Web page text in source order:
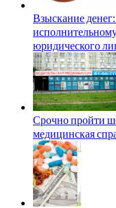
Взыскание
юридического
Срочно пройти
медицинская